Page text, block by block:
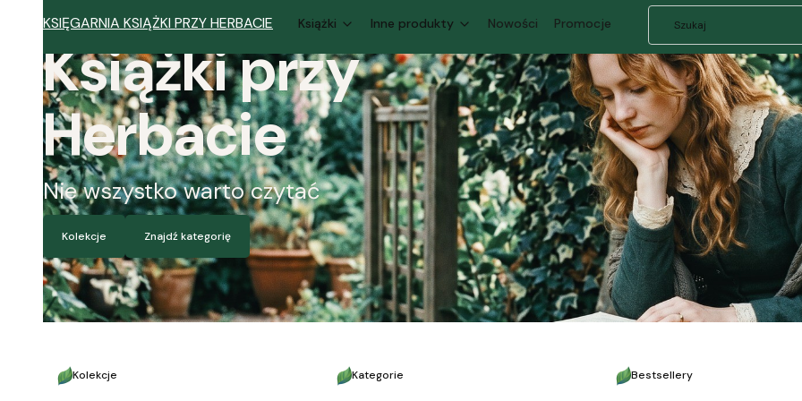
KSIĘGARNIA KSIĄŻKI PRZY HERBACIE Książki Inne produkty Nowości Promocje
Książki przy
Herbacie
Nie wszystko warto czytać
Kolekcje Znajdź kategorię
Kolekcje Kategorie Bestsellery